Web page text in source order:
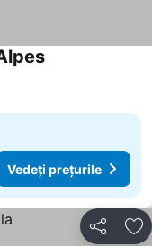
Vedeți prețurile
Distribuiți